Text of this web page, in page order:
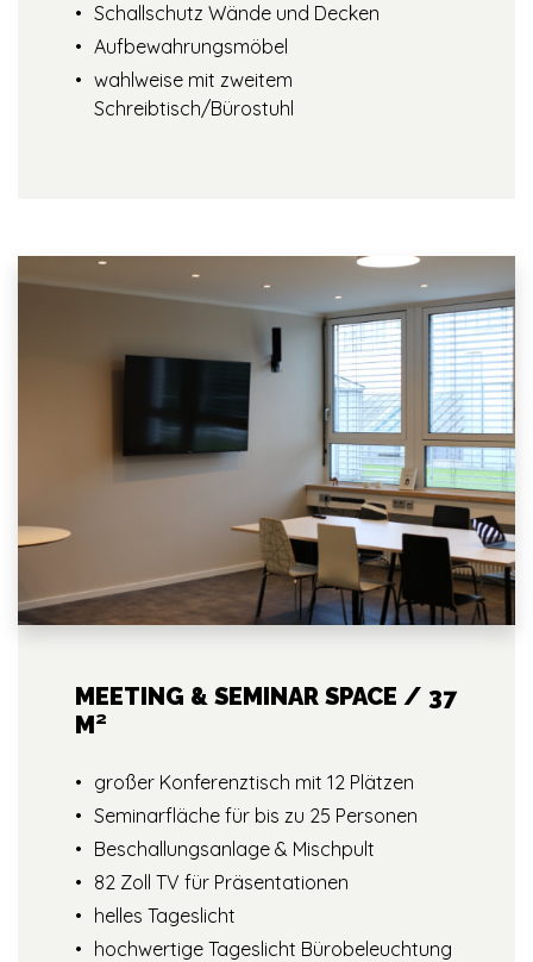
Schallschutz Wände und Decken
Aufbewahrungsmöbel
wahlweise mit zweitem
Schreibtisch/Bürostuhl
MEETING & SEMINAR SPACE / 37
M²
großer Konferenztisch mit 12 Plätzen
Seminarfläche für bis zu 25 Personen
Beschallungsanlage & Mischpult
82 Zoll TV für Präsentationen
helles Tageslicht
hochwertige Tageslicht Bürobeleuchtung